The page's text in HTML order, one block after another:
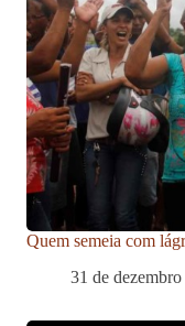
Quem semeia com
31 de